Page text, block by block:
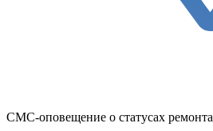
СМС-оповещение о статусах ремонта